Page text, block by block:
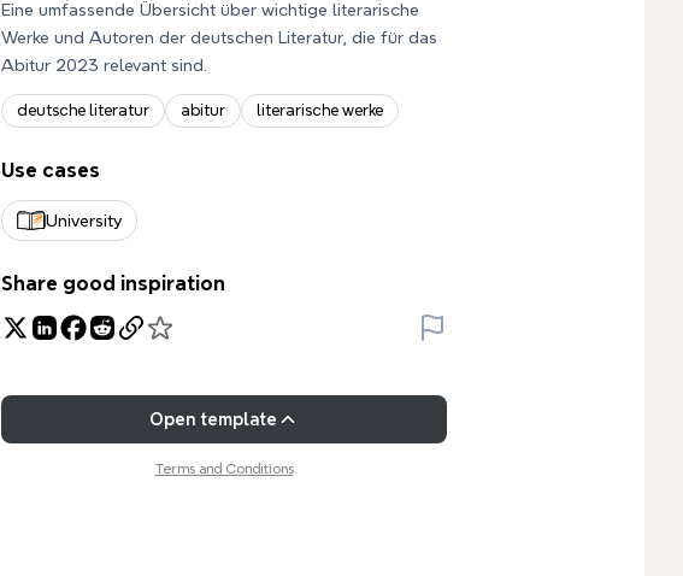
Open template
Terms and Conditions
Eine umfassende Übersicht über wichtige literarische
Werke und Autoren der deutschen Literatur, die für das
Abitur 2023 relevant sind.
deutsche literatur abitur literarische werke
Use cases
University
Share good inspiration